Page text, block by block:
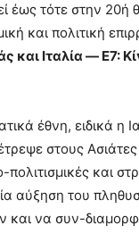
έως τότε στην
και πολιτική
Ιταλία — E7:
έθνη, ειδικά
στους
και
αύξηση του
και να συν-